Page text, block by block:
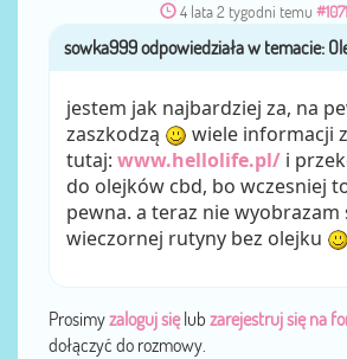
4 lata 2 tygodni temu
przezsowka999
jestem jak najbardziej za, na
zaszkodzą
wiele informacji
tutaj: www.hellolife.pl/ i
do olejków cbd, bo wczesniej
pewna. a teraz nie wyobrazam
wieczornej rutyny bez olejku
Prosimyzaloguj sięlub zarejestruj się na
dołączyć do rozmowy.